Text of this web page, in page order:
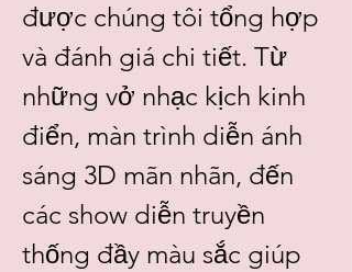
được chúng tôi tổng hợp
và đánh giá chi tiết. Từ
những vở nhạc kịch kinh
điển, màn trình diễn ánh
sáng 3D mãn nhãn, đến
các show diễn truyền
thống đầy màu sắc giúp